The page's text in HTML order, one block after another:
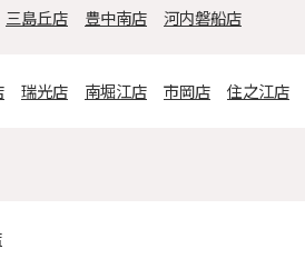
三島丘店 豊中南店 河内磐船店
瑞光店 南堀江店 市岡店 住之江店